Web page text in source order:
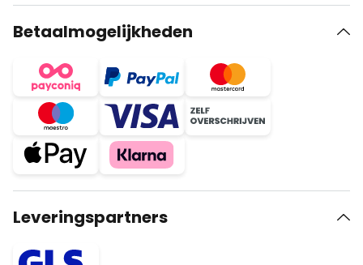
Betaalmogelijkheden
Leveringspartners